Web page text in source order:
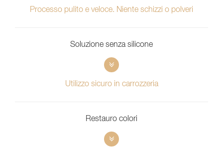
Processo pulito e veloce. Niente schizzi o polveri
Soluzione senza silicone
Utilizzo sicuro in carrozzeria
Restauro colori